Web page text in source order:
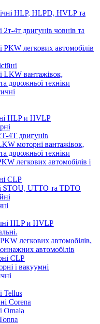
HLP, HLPD, HVLP та
4т двигунів човнів та
легкових автомобілів
LKW вантажівок,
дорожньої техніки
HLP и HVLP
4Т двигунів
моторні вантажівок,
дорожньої техніки
легкових автомобілів і
CLP
STOU, UTTO та TDTO
HLP и HVLP
легкових автомобілів,
автомобілів
CLP
і вакуумні
Tellus
Corena
Omala